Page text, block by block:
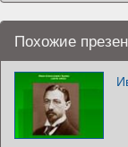
Похожие